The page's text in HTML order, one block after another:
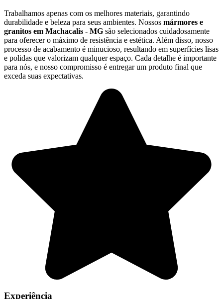
Trabalhamos apenas com os melhores materiais, garantindo
durabilidade e beleza para seus ambientes. Nossos mármores e
granitos em Machacalis - MG são selecionados cuidadosamente
para oferecer o máximo de resistência e estética. Além disso, nosso
processo de acabamento é minucioso, resultando em superfícies lisas
e polidas que valorizam qualquer espaço. Cada detalhe é importante
para nós, e nosso compromisso é entregar um produto final que
exceda suas expectativas.
Experiência